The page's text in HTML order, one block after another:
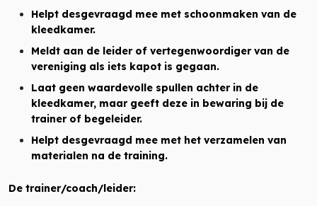
Helpt desgevraagd mee met schoonmaken van de
kleedkamer.
Meldt aan de leider of vertegenwoordiger van de
vereniging als iets kapot is gegaan.
Laat geen waardevolle spullen achter in de
kleedkamer, maar geeft deze in bewaring bij de
trainer of begeleider.
Helpt desgevraagd mee met het verzamelen van
materialen na de training.
De trainer/coach/leider: